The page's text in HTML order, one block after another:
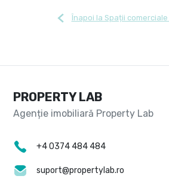
Înapoi la Spații
PROPERTY LAB
+4 0374 484 484
suport@propertylab.ro